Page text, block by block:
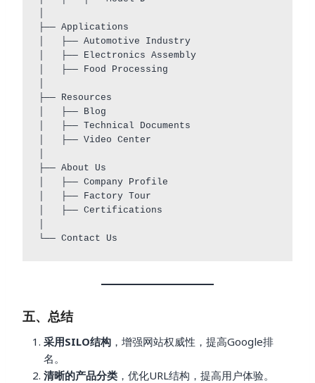
├── Applications
│   ├── Automotive Industry
│   ├── Electronics Assembly
│   ├── Food Processing
├── Resources
│   ├── Blog
│   ├── Technical Documents
│   ├── Video Center
├── About Us
│   ├── Company Profile
│   ├── Factory Tour
│   ├── Certifications
五、总结
采用SILO结构 ，增强网站权威性，提高Google排
名。
清晰的产品分类 ，优化URL结构，提高用户体验。